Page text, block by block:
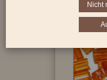
Nicht